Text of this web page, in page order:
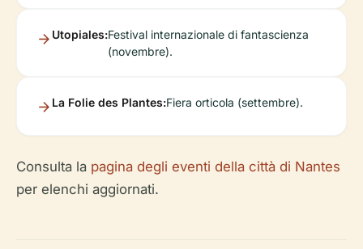
Utopiales:Festival internazionale di fantascienza
(novembre).
La Folie des Plantes:Fiera orticola (settembre).
Consulta la pagina degli eventi della città di Nantes
per elenchi aggiornati.